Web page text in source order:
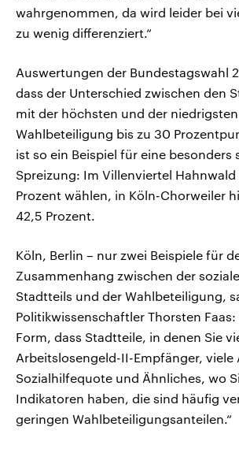
wahrgenommen, da wird leider bei
zu wenig differenziert.“
Auswertungen der Bundestagswahl
dass der Unterschied zwischen den
mit der höchsten und der niedrigsten
Wahlbeteiligung bis zu 30
ist so ein Beispiel für eine besonders
Spreizung: Im Villenviertel
Prozent wählen, in Köln-Chorweiler
42,5 Prozent.
Köln, Berlin – nur zwei Beispiele für
Zusammenhang zwischen der
Stadtteils und der Wahlbeteiligung,
Politikwissenschaftler Thorsten Faas:
Form, dass Stadtteile, in denen Sie
Arbeitslosengeld-II-Empfänger, viele
Sozialhilfequote und Ähnliches, wo
Indikatoren haben, die sind häufig
geringen Wahlbeteiligungsanteilen.“